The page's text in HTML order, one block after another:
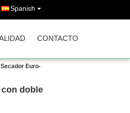
Spanish
CONTACTO
Euro-
con doble